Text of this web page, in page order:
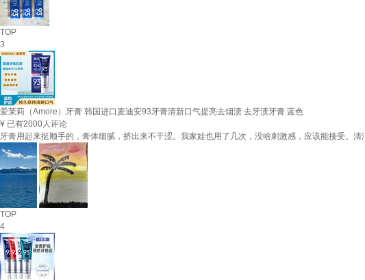
TOP
3
爱茉莉（Amore）牙膏 韩国进口麦迪安93牙膏清新口气提亮去烟渍 去牙渍牙膏 蓝色
¥ 已有2000人评论
牙膏用起来挺顺手的，膏体细腻，挤出来不干涩。我家娃也用了几次，没啥刺激感，应该能接受。
TOP
4